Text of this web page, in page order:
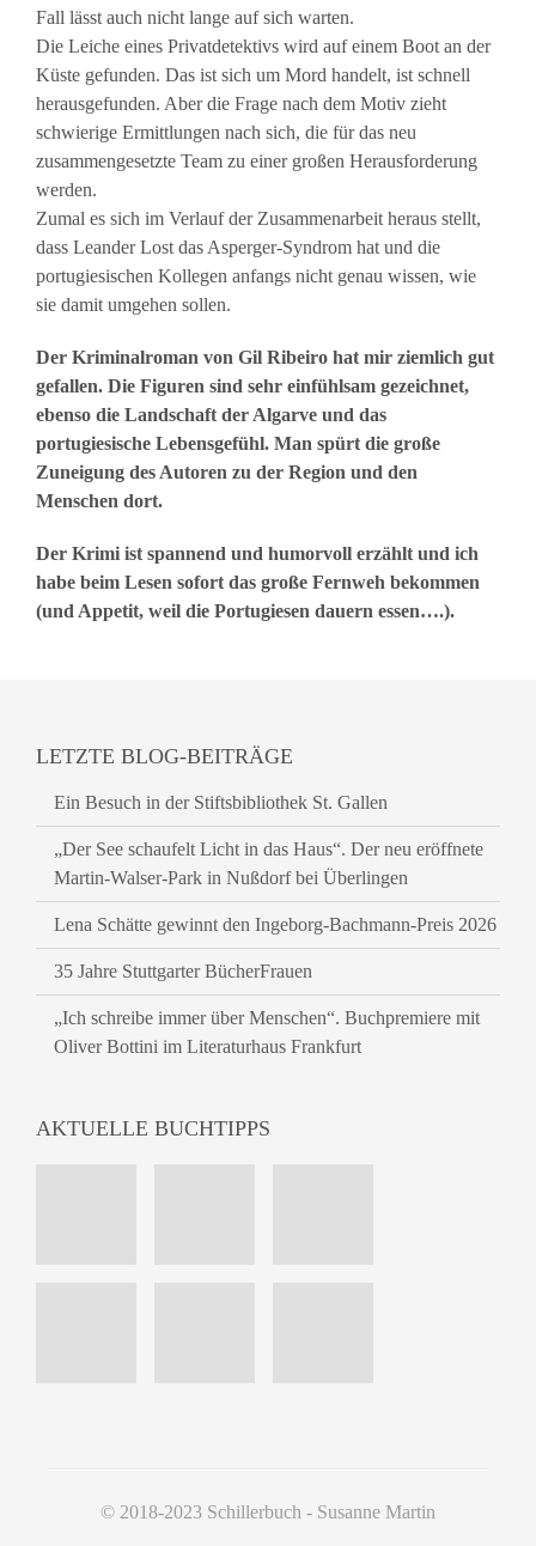
Fall lässt auch nicht lange auf sich warten.
Die Leiche eines Privatdetektivs wird auf einem Boot an der
Küste gefunden. Das ist sich um Mord handelt, ist schnell
herausgefunden. Aber die Frage nach dem Motiv zieht
schwierige Ermittlungen nach sich, die für das neu
zusammengesetzte Team zu einer großen Herausforderung
werden.
Zumal es sich im Verlauf der Zusammenarbeit heraus stellt,
dass Leander Lost das Asperger-Syndrom hat und die
portugiesischen Kollegen anfangs nicht genau wissen, wie
sie damit umgehen sollen.
Der Kriminalroman von Gil Ribeiro hat mir ziemlich gut
gefallen. Die Figuren sind sehr einfühlsam gezeichnet,
ebenso die Landschaft der Algarve und das
portugiesische Lebensgefühl. Man spürt die große
Zuneigung des Autoren zu der Region und den
Menschen dort.
Der Krimi ist spannend und humorvoll erzählt und ich
habe beim Lesen sofort das große Fernweh bekommen
(und Appetit, weil die Portugiesen dauern essen….).
LETZTE BLOG-BEITRÄGE
Ein Besuch in der Stiftsbibliothek St. Gallen
„Der See schaufelt Licht in das Haus“. Der neu eröffnete
Martin-Walser-Park in Nußdorf bei Überlingen
Lena Schätte gewinnt den Ingeborg-Bachmann-Preis 2026
35 Jahre Stuttgarter BücherFrauen
„Ich schreibe immer über Menschen“. Buchpremiere mit
Oliver Bottini im Literaturhaus Frankfurt
AKTUELLE BUCHTIPPS
© 2018-2023 Schillerbuch - Susanne Martin